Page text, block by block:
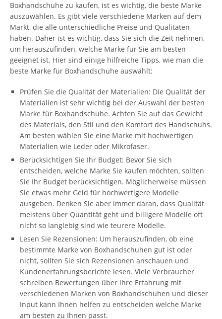
Boxhandschuhe zu kaufen, ist es wichtig, die beste Marke
auszuwählen. Es gibt viele verschiedene Marken auf dem
Markt, die alle unterschiedliche Preise und Qualitäten
haben. Daher ist es wichtig, dass Sie sich die Zeit nehmen,
um herauszufinden, welche Marke für Sie am besten
geeignet ist. Hier sind einige hilfreiche Tipps, wie man die
beste Marke für Boxhandschuhe auswählt:
Prüfen Sie die Qualität der Materialien: Die Qualität der
Materialien ist sehr wichtig bei der Auswahl der besten
Marke für Boxhandschuhe. Achten Sie auf das Gewicht
des Materials, den Stil und den Komfort des Handschuhs.
Am besten wählen Sie eine Marke mit hochwertigen
Materialien wie Leder oder Mikrofaser.
Berücksichtigen Sie Ihr Budget: Bevor Sie sich
entscheiden, welche Marke Sie kaufen möchten, sollten
Sie Ihr Budget berücksichtigen. Möglicherweise müssen
Sie etwas mehr Geld für hochwertigere Modelle
ausgeben. Denken Sie aber immer daran, dass Qualität
meistens über Quantität geht und billigere Modelle oft
nicht so langlebig sind wie teurere Modelle.
Lesen Sie Rezensionen: Um herauszufinden, ob eine
bestimmte Marke von Boxhandschuhen gut ist oder
nicht, sollten Sie sich Rezensionen anschauen und
Kundenerfahrungsberichte lesen. Viele Verbraucher
schreiben Bewertungen über ihre Erfahrung mit
verschiedenen Marken von Boxhandschuhen und dieser
Input kann Ihnen helfen zu entscheiden welche Marke
am besten zu Ihnen passt.